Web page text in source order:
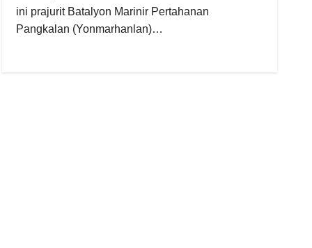
ini prajurit Batalyon Marinir Pertahanan
Pangkalan (Yonmarhanlan)…